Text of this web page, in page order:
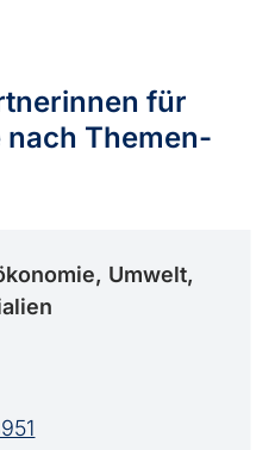
für
nach Themen­
Umwelt,